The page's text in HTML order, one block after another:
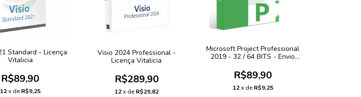
Standard - Licença
Vitalicia
R$89,90
12 x deR$9,25
Visio 2024 Professional -
Licença Vitalicia
R$289,90
12 x deR$29,82
Microsoft Project Professional
2019 - 32 / 64 BITS - Envio
R$89,90
12 x deR$9,25